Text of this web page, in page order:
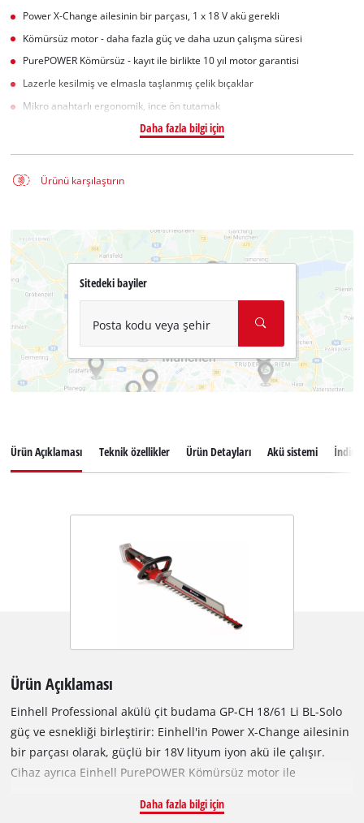
Power X-Change ailesinin bir parçası, 1 x 18 V akü gerekli
Kömürsüz motor - daha fazla güç ve daha uzun çalışma süresi
PurePOWER Kömürsüz - kayıt ile birlikte 10 yıl motor garantisi
Lazerle kesilmiş ve elmasla taşlanmış çelik bıçaklar
Mikro anahtarlı ergonomik, ince ön tutamak
Daha fazla bilgi için
Ürünü karşılaştırın
Sitedeki bayiler
Posta kodu veya şehir
Ürün Açıklaması Teknik özellikler Ürün Detayları Akü sistemi
Ürün Açıklaması
Einhell Professional akülü çit budama GP-CH 18/61 Li BL-Solo
güç ve esnekliği birleştirir: Einhell'in Power X-Change ailesinin
bir parçası olarak, güçlü bir 18V lityum iyon akü ile çalışır.‌
Cihaz ayrıca Einhell PurePOWER Kömürsüz motor ile
kömürlü motorlara göre daha fazla güç ve daha uzun çalışma
Daha fazla bilgi için